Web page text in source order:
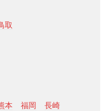
取
本 福岡
長崎